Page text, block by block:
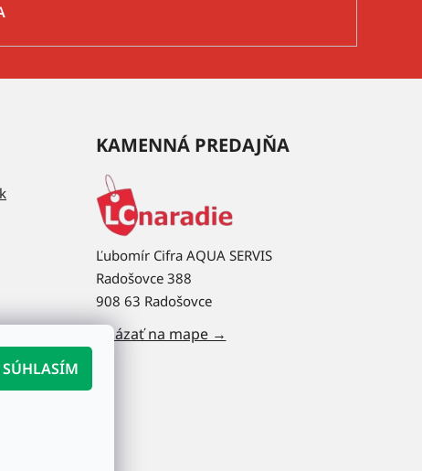
SÚHLASÍM
KAMENNÁ PREDAJŇA
Ľubomír Cifra AQUA SERVIS
Radošovce 388
908 63 Radošovce
Ukázať na mape →